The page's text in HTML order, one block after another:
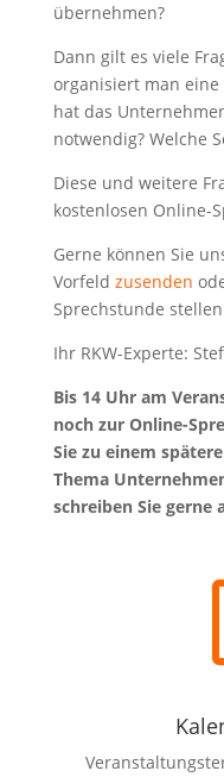
übernehmen?
Dann gilt es viele
organisiert man eine
hat das
notwendig? Welche
Diese und weitere
kostenlosen Online-
Gerne können Sie
Vorfeld zusenden
Sprechstunde
Ihr RKW-Experte:
Bis 14 Uhr am
noch zur Online-
Sie zu einem
Thema
schreiben Sie gerne